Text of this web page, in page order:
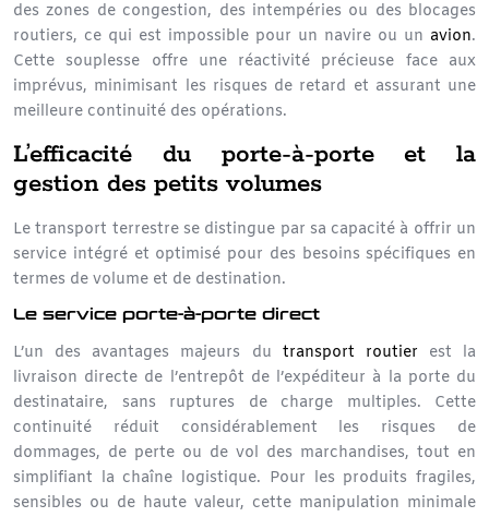
des zones de congestion, des intempéries ou des blocages
routiers, ce qui est impossible pour un navire ou un avion.
Cette souplesse offre une réactivité précieuse face aux
imprévus, minimisant les risques de retard et assurant une
meilleure continuité des opérations.
L’efficacité du porte-à-porte et la
gestion des petits volumes
Le transport terrestre se distingue par sa capacité à offrir un
service intégré et optimisé pour des besoins spécifiques en
termes de volume et de destination.
Le service porte-à-porte direct
L’un des avantages majeurs du transport routier est la
livraison directe de l’entrepôt de l’expéditeur à la porte du
destinataire, sans ruptures de charge multiples. Cette
continuité réduit considérablement les risques de
dommages, de perte ou de vol des marchandises, tout en
simplifiant la chaîne logistique. Pour les produits fragiles,
sensibles ou de haute valeur, cette manipulation minimale